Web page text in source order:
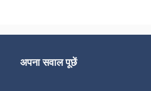
अपना सवाल पूछें